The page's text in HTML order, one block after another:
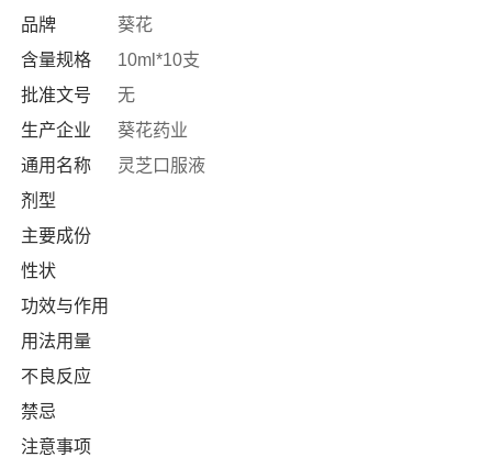
品牌
葵花
含量规格
10ml*10支
批准文号
无
生产企业
葵花药业
通用名称
灵芝口服液
剂型
主要成份
性状
功效与作用
用法用量
不良反应
禁忌
注意事项